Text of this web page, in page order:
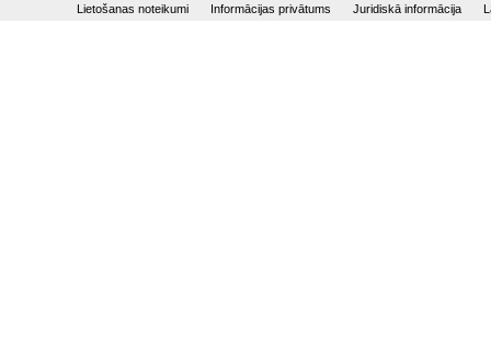
Lietošanas noteikumi Informācijas privātums Juridiskā informācija